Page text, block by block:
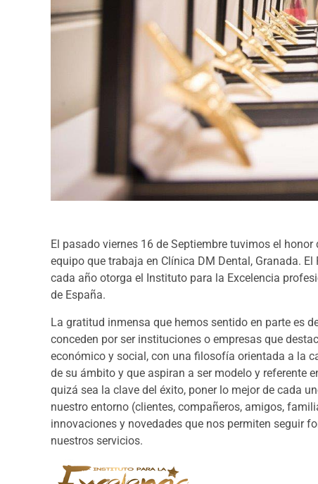
El pasado viernes 16 de Septiembre tuvimos el
equipo que trabaja en Clínica DM Dental, Granada.
cada año otorga el Instituto para la Excelencia
de España.
La gratitud inmensa que hemos sentido en parte es
conceden por ser instituciones o empresas que
económico y social, con una filosofía orientada a la
de su ámbito y que aspiran a ser modelo y referente
quizá sea la clave del éxito, poner lo mejor de cada
nuestro entorno (clientes, compañeros, amigos,
innovaciones y novedades que nos permiten seguir
nuestros servicios.